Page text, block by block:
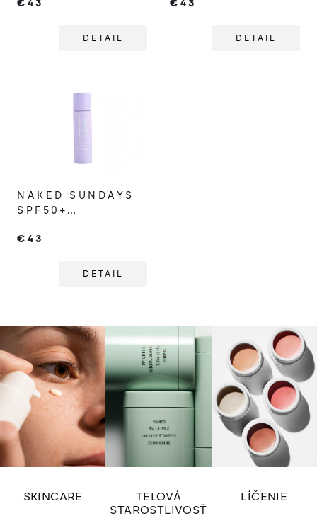
100% MINERAL
€43
DETAIL
GLOW SERUM
€43
DETAIL
NAKED SUNDAYS
SPF50+
HMLA NA
€43
DETAIL
SKINCARE
TELOVÁ
STAROSTLIVOSŤ
LÍČENIE